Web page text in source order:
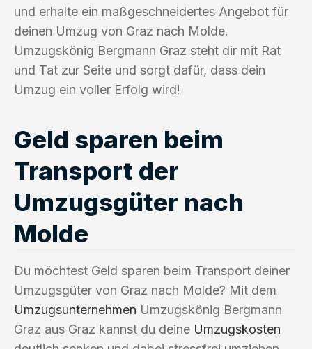
und erhalte ein maßgeschneidertes Angebot für
deinen Umzug von Graz nach Molde.
Umzugskönig Bergmann Graz steht dir mit Rat
und Tat zur Seite und sorgt dafür, dass dein
Umzug ein voller Erfolg wird!
Geld sparen beim
Transport der
Umzugsgüter nach
Molde
Du möchtest Geld sparen beim Transport deiner
Umzugsgüter von Graz nach Molde? Mit dem
Umzugsunternehmen Umzugskönig Bergmann
Graz aus Graz kannst du deine Umzugskosten